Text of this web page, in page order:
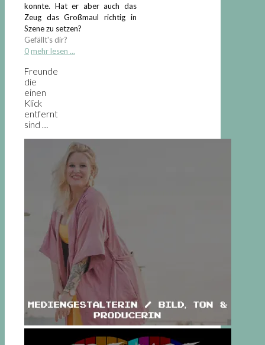
konnte. Hat er aber auch das
Zeug das Großmaul richtig in
Szene zu setzen?
Gefällt's dir?
0 mehr lesen ...
Freunde
die
einen
Klick
entfernt
sind …